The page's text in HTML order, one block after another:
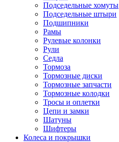
Подседельные хомуты
Подседельные штыри
Подшипники
Рамы
Рулевые колонки
Рули
Седла
Тормоза
Тормозные диски
Тормозные запчасти
Тормозные колодки
Тросы и оплетки
Цепи и замки
Шатуны
Шифтеры
Колеса и покрышки